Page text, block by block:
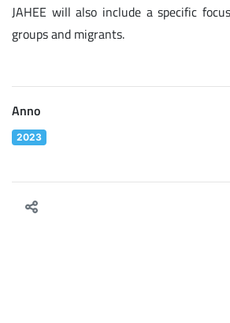
JAHEE will also include a specific
groups and migrants.
Anno
2023